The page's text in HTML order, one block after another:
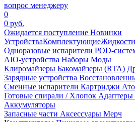
вопрос менеджеру
0
0 руб.
Ожидается поступление Новинки
УстройстваКомплектующие
Одноразовые испарители POD-
AIO-устройства Наборы Моды
Клиромайзеры Бакомайзеры (RTA)
Зарядные устройства
Сменные испарители Картриджи
Готовые спирали / Хлопок Адаптеры
Аккумуляторы
Запасные части Аксессуары Мерч